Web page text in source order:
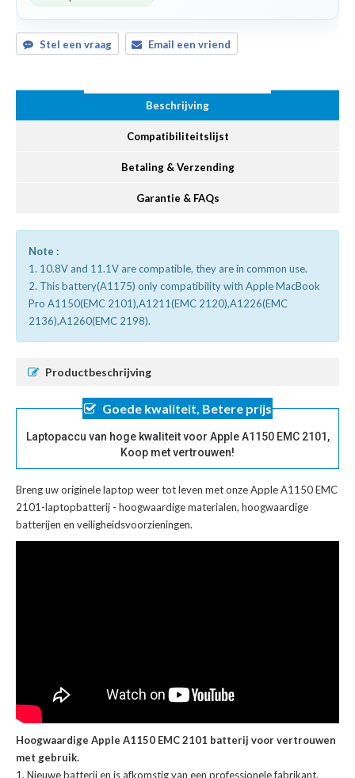
Stel een vraag Email een vriend
Beschrijving
Compatibiliteitslijst
Betaling & Verzending
Garantie & FAQs
Note :
1. 10.8V and 11.1V are compatible, they are in common use.
2. This battery(A1175) only compatibility with Apple MacBook
Pro A1150(EMC 2101),A1211(EMC 2120),A1226(EMC
2136),A1260(EMC 2198).
Productbeschrijving
Goede kwaliteit, Betere prijs
Laptopaccu van hoge kwaliteit voor Apple A1150 EMC 2101,
Koop met vertrouwen!
Breng uw originele laptop weer tot leven met onzeApple A1150 EMC
2101-laptopbatterij - hoogwaardige materialen, hoogwaardige
batterijen en veiligheidsvoorzieningen.
Hoogwaardige Apple A1150 EMC 2101 batterij voor vertrouwen
met gebruik.
Nieuwe batterij en is afkomstig van een professionele fabrikant.